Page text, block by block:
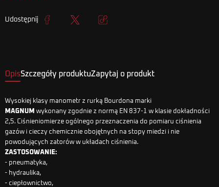
Udostępnij
OpisSzczegóły produktuZapytaj o produkt
Wysokiej klasy manometr z rurką Bourdona marki
MAGNUM wykonany zgodnie z normą EN 837-1 w klasie dokładności
2,5. Ciśnieniomierze ogólnego przeznaczenia do pomiaru ciśnienia
gazów i cieczy chemicznie obojętnych na stopy miedzi i nie
powodujących zatorów w układach ciśnienia.
ZASTOSOWANIE:
- pneumatyka,
- hydraulika,
- ciepłownictwo,